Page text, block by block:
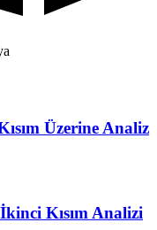
Üzerine Analiz
Kısım Analizi